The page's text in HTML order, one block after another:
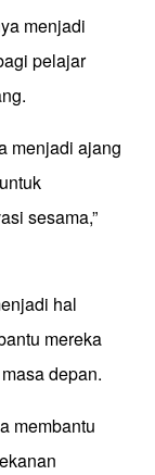
menjadi
pelajar
menjadi ajang
sesama,”
hal
mereka
depan.
membantu